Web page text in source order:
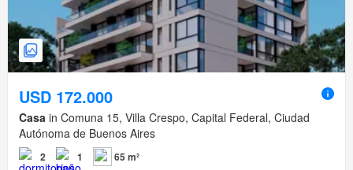
USD 172.000
Casa in Comuna 15, Villa Crespo, Capital Federal, Ciudad
Autónoma de Buenos Aires
2 1
65 m²